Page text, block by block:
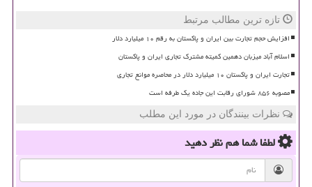
تازه ترین مطالب مرتبط
افزایش حجم تجارت بین ایران و پاکستان به رقم ۱۰ میلیارد دلار
اسلام آباد میزبان دهمین کمیته مشترک تجاری ایران و پاکستان
تجارت ایران و پاکستان ۱۰ میلیارد دلار در محاصره موانع تجاری
مصوبه ۸۵۶ شورای رقابت این جاده یک طرفه است
نظرات بینندگان در مورد این مطلب
لطفا شما همنظر دهید